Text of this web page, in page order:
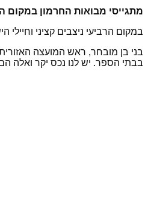
מתגייסי מבואות החרמון במקום
במקום הרביעי ניצבים קציני
בני בן מובחר, ראש המועצה
בבתי הספר. יש לנו נכס יקר ואלה